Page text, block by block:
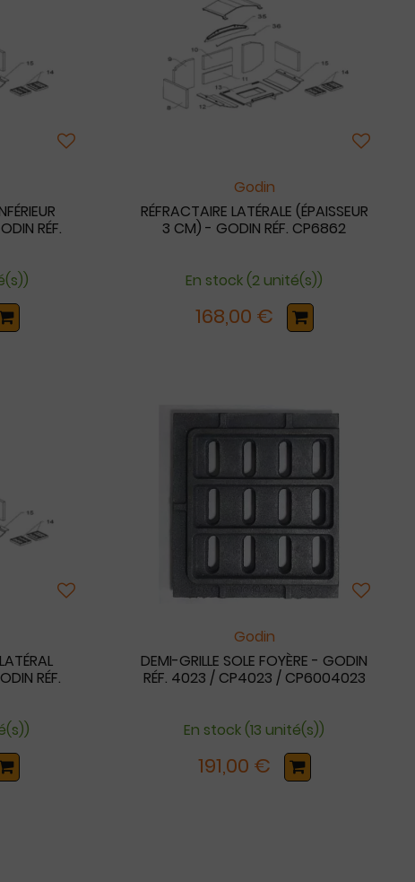
RÉF.
Godin
RÉFRACTAIRE LATÉRALE (ÉPAISSEUR
3 CM) - GODIN RÉF. CP6862
En stock (2 unité(s))
168,00 €
RÉF.
Godin
DEMI-GRILLE SOLE FOYÈRE - GODIN
RÉF. 4023 / CP4023 / CP6004023
En stock (13 unité(s))
191,00 €